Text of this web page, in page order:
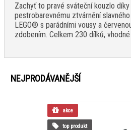
Zachyť to pravé sváteční kouzlo
pestrobarevnému ztvárnění
LEGO® s parádními vousy a
zdobením. Celkem 230 dílků,
NEJPRODÁVANĚJŠÍ
akce
top produkt